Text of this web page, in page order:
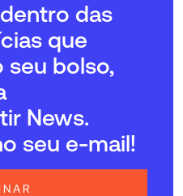
das
que
seu bolso,
News.
seu e-mail!